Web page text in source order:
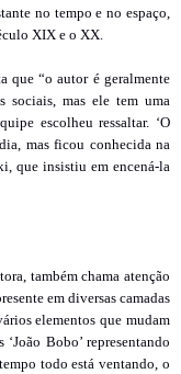
no tempo e no espaço,
XIX e o XX.
que “o autor é geralmente
mas ele tem uma
escolheu ressaltar. ‘O
mas ficou conhecida na
que insistiu em encená-la
também chama atenção
em diversas camadas
elementos que mudam
Bobo’ representando
todo está ventando, o